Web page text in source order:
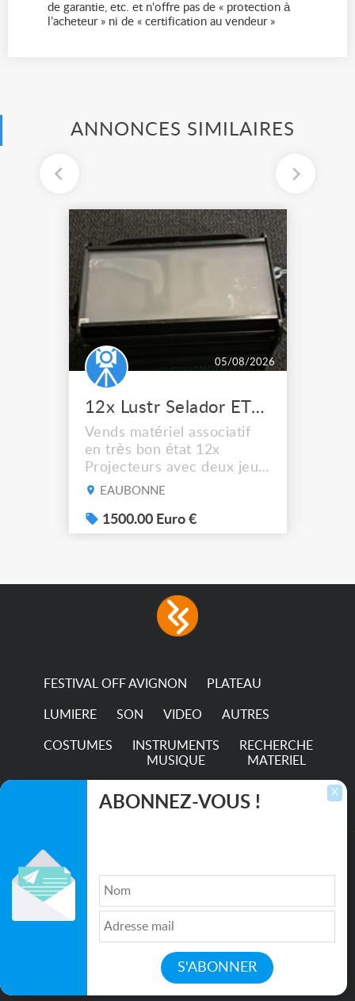
de garantie, etc. et n'offre pas de « protection à
l’acheteur » ni de « certification au vendeur »
ANNONCES SIMILAIRES
05/08/2026
12x Lustr Selador ETC Led 7x colors filtres
Vends matériel associatif
en très bon état 12x
Projecteurs avec deux jeux
de filtre filtre Lustr Selador
system – seven colour
LEDs providing the
with low power
consumption The
EAUBONNE
1500.00 Euro €
FESTIVAL OFF AVIGNON PLATEAU
LUMIERE SON VIDEO AUTRES
COSTUMES
INSTRUMENTS
MUSIQUE
RECHERCHE
MATERIEL
TRANSPORTS
Qui sommes nous ?| Médias
Politique de confidentialité| Partenaires|
Mentions légales
X
ABONNEZ-VOUS !